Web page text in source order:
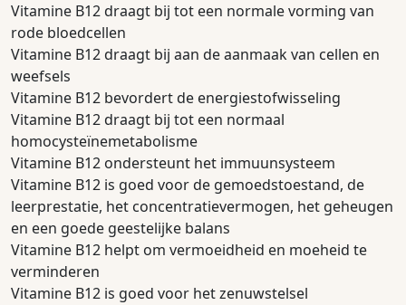
Vitamine B12 draagt bij tot een normale vorming van
rode bloedcellen
Vitamine B12 draagt bij aan de aanmaak van cellen en
weefsels
Vitamine B12 bevordert de energiestofwisseling
Vitamine B12 draagt bij tot een normaal
homocysteïnemetabolisme
Vitamine B12 ondersteunt het immuunsysteem
Vitamine B12 is goed voor de gemoedstoestand, de
leerprestatie, het concentratievermogen, het geheugen
en een goede geestelijke balans
Vitamine B12 helpt om vermoeidheid en moeheid te
verminderen
Vitamine B12 is goed voor het zenuwstelsel